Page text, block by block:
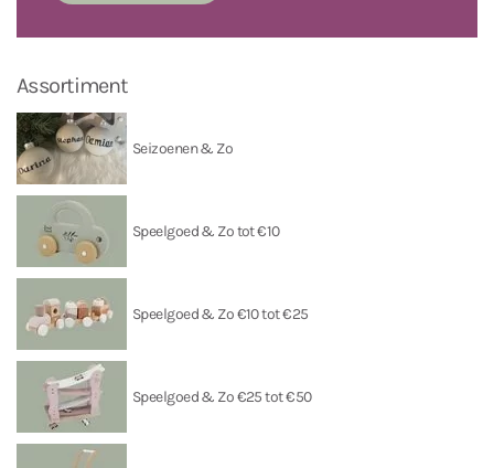
Assortiment
Seizoenen & Zo
Speelgoed & Zo tot €10
Speelgoed & Zo €10 tot €25
Speelgoed & Zo €25 tot €50